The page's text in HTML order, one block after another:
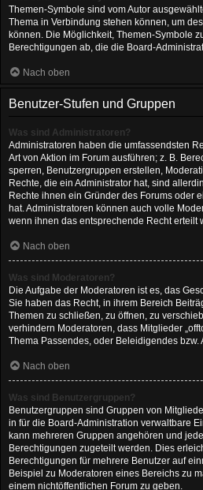
Themen-Symbole sind vom Autor
Thema in Verbindung stehen können, um
können. Die Möglichkeit, Themen-Symbole
Berechtigungen ab, die die Board-
Nach oben
Benutzer-Stufen und Gruppen
Was sind Administratoren?
Administratoren haben die umfassendsten
Art von Aktion im Forum ausführen; z. B.
sperren, Benutzergruppen erstellen,
Rechte, die ein Administrator hat, sind
Rechte ihnen ein Gründer des Forums oder
hat. Administratoren können auch volle
wenn ihnen das entsprechende Recht erteilt
Nach oben
Was sind Moderatoren?
Die Aufgabe der Moderatoren ist es, das
Sie haben das Recht, in ihrem Bereich
Themen zu schließen, zu öffnen, zu
verhindern Moderatoren, dass Mitglieder
Thema Passendes, oder Beleidigendes
Nach oben
Was sind Benutzergruppen?
Benutzergruppen sind Gruppen von
in für die Board-Administration verwaltbare
kann mehreren Gruppen angehören und
Berechtigungen zugeteilt werden. Dies
Berechtigungen für mehrere Benutzer auf
Beispiel zu Moderatoren eines Bereichs zu
einem nichtöffentlichen Forum zu geben.